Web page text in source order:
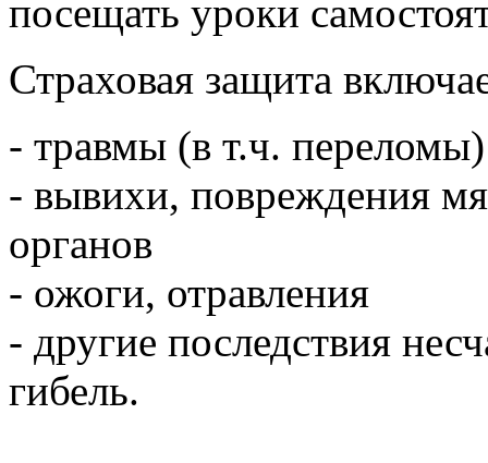
посещать уроки
Страховая защита
- травмы (в т.ч. переломы)
- вывихи, повреждения
органов
- ожоги, отравления
- другие последствия
гибель.